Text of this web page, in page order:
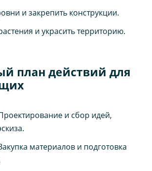
и закрепить конструкции.
и украсить территорию.
план действий для
и сбор идей,
материалов и подготовка